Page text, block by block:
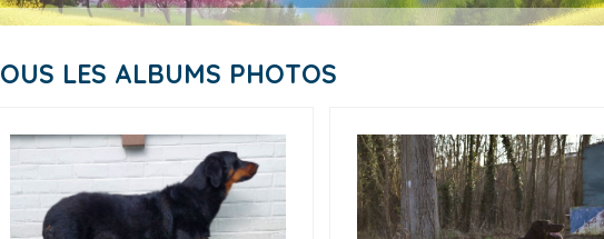
TOUS LES ALBUMS PHOTOS